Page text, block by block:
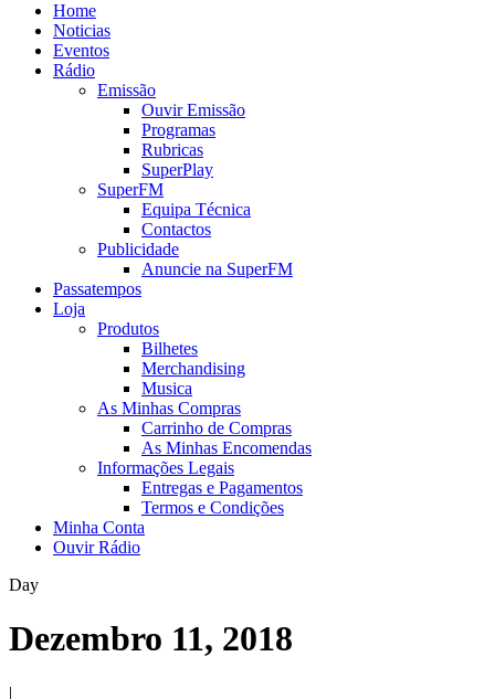
Home
Noticias
Eventos
Rádio
Emissão
Ouvir Emissão
Programas
Rubricas
SuperPlay
SuperFM
Equipa Técnica
Contactos
Publicidade
Anuncie na SuperFM
Passatempos
Loja
Produtos
Bilhetes
Merchandising
Musica
As Minhas Compras
Carrinho de Compras
As Minhas Encomendas
Informações Legais
Entregas e Pagamentos
Termos e Condições
Minha Conta
Ouvir Rádio
Day
Dezembro 11, 2018
|